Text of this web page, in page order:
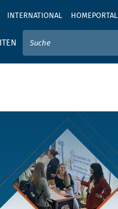
INTERNATIONAL HOMEPORTAL
IHREN SUCHBEGRIFF EIN